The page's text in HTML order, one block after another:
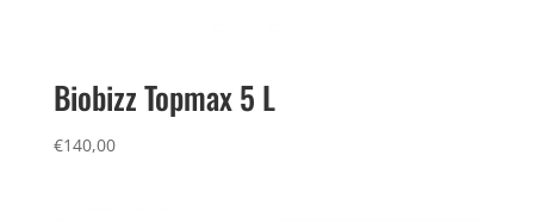
Biobizz Topmax 5 L
€140,00